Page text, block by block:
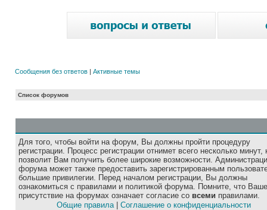
Сообщения без ответов | Активные темы
Список форумов
Для того, чтобы войти на форум, Вы должны пройти процедуру
регистрации. Процесс регистрации отнимет всего несколько минут,
позволит Вам получить более широкие возможности.
форума может также предоставить зарегистрированным
большие привилегии. Перед началом регистрации, Вы должны
ознакомиться с правилами и политикой форума. Помните, что Ваше
присутствие на форумах означает согласие со всеми правилами.
Общие правила| Соглашение о конфиденциальности